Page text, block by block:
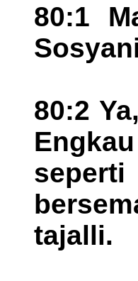
80:1
80:2
tajalli.